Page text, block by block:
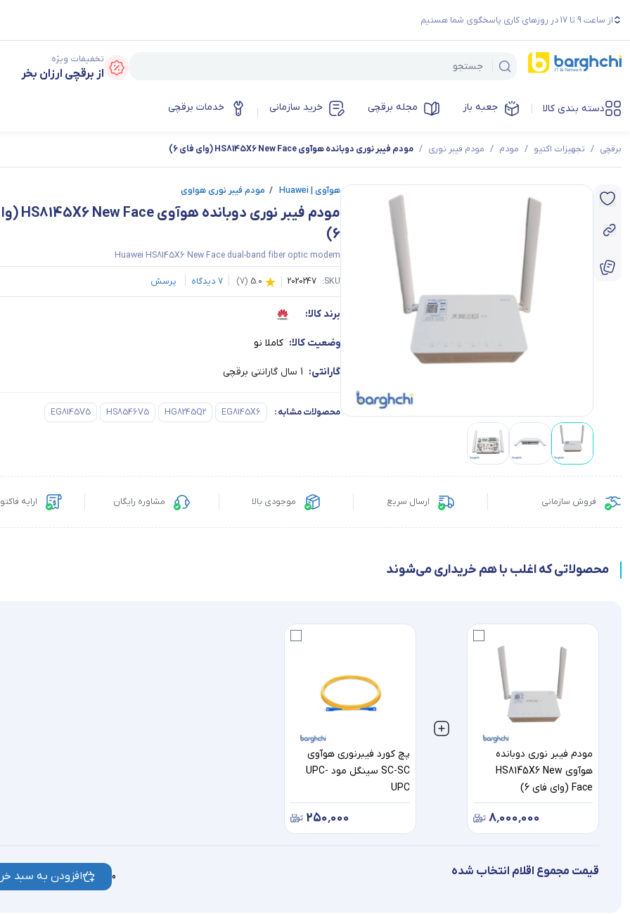
از ساعت 9 تا 17 در روزهای کاری پاسخگوی شما هستیم
تخفیفات ویژه
از برقچی ارزان بخر
دسته بندی کالا جعبه باز مجله برقچی خرید سازمانی خدمات برقچی
برقچی / تجهیزات اکتیو / مودم / مودم فیبر نوری / مودم فیبر نوری دوبانده هوآوی HS8145X6 New Face (وای فای 6)
هوآوی | Huawei / مودم فیبر نوری هواوی
6)
Huawei HS8145X6 New Face dual-band fiber optic modem
SKU:
2020247
5.0
(
7
)
7 دیدگاه پرسش
برند کالا:
وضعیت کالا: کاملا نو
گارانتی: 1 سال گارانتی برقچی
محصولات مشابه:
EG8145X6
HG8245Q2
HS8546V5
EG8145V5
فروش سازمانی ارسال سریع موجودی بالا مشاوره رایگان ارایه
محصولاتی که اغلب با هم خریداری می‌شوند
مودم فیبر نوری دوبانده
هوآوی HS8145X6 New
Face (وای فای 6)
۸٬۰۰۰٬۰۰۰
پچ کورد فیبرنوری هوآوی
SC-SC سینگل مود UPC-
UPC
۲۵۰٬۰۰۰
قیمت مجموع اقلام انتخاب شده 0 افزودن به سبد